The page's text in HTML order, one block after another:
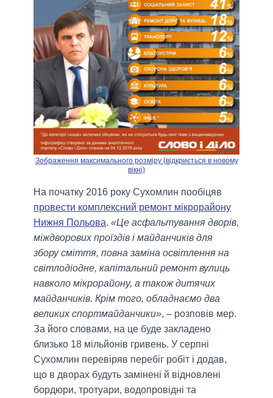
Зображення максимального розміру (відкриється в новому
вікні)
На початку 2016 року Сухомлин пообіцяв
провести комплексний ремонт мікрорайону
Нижня Польова. «Це асфальтування дворів,
міждворових проїздів і майданчиків для
збору сміття, повна заміна освітлення на
світлодіодне, капітальний ремонт вулиць
навколо мікрорайону, а також дитячих
майданчиків. Крім того, обладнаємо два
великих спортмайданчики», – розповів мер.
За його словами, на це буде закладено
близько 18 мільйонів гривень. У серпні
Сухомлин перевіряв перебіг робіт і додав,
що в дворах будуть замінені й відновлені
бордюри, тротуари, водопровідні та